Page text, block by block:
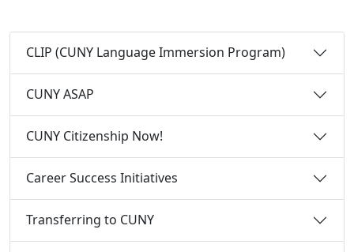
CLIP (CUNY Language Immersion Program)
CUNY ASAP
CUNY Citizenship Now!
Career Success Initiatives
Transferring to CUNY